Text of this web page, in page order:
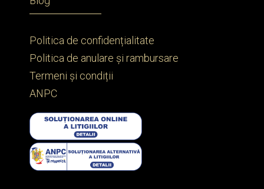
Politica de confidențialitate
Politica de anulare și rambursare
Termeni și condiții
ANPC